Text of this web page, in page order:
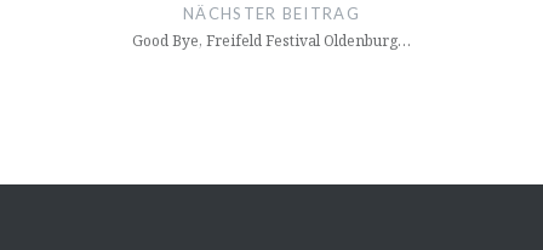
NÄCHSTER BEITRAG
Good Bye, Freifeld Festival Oldenburg…